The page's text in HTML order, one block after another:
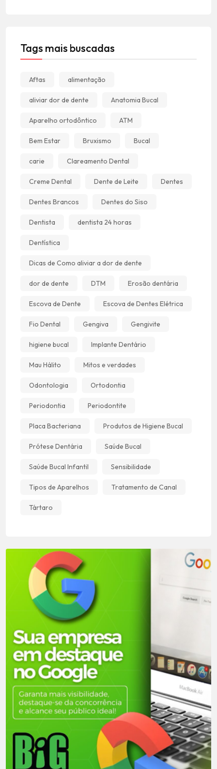
Tags mais buscadas
Aftas alimentação
aliviar dor de dente Anatomia Bucal
Aparelho ortodôntico ATM
Bem Estar Bruxismo Bucal
carie Clareamento Dental
Creme Dental Dente de Leite Dentes
Dentes Brancos Dentes do Siso
Dentista dentista 24 horas
Dentística
Dicas de Como aliviar a dor de dente
dor de dente DTM Erosão dentária
Escova de Dente Escova de Dentes Elétrica
Fio Dental Gengiva Gengivite
higiene bucal Implante Dentário
Mau Hálito Mitos e verdades
Odontologia Ortodontia
Periodontia Periodontite
Placa Bacteriana Produtos de Higiene Bucal
Prótese Dentária Saúde Bucal
Saúde Bucal Infantil Sensibilidade
Tipos de Aparelhos Tratamento de Canal
Tártaro